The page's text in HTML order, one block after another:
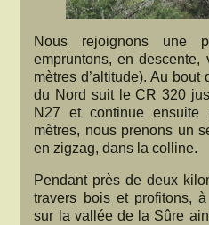
Nous rejoignons une
empruntons, en descente,
mètres d’altitude). Au
du Nord suit le CR 320
N27 et continue ensuite
mètres, nous prenons un
en zigzag, dans la colline.
Pendant près de deux
travers bois et profitons,
sur la vallée de la Sûre